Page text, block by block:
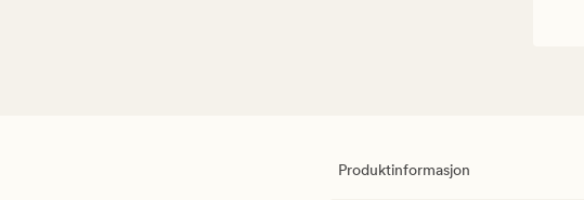
Produktinformasjon